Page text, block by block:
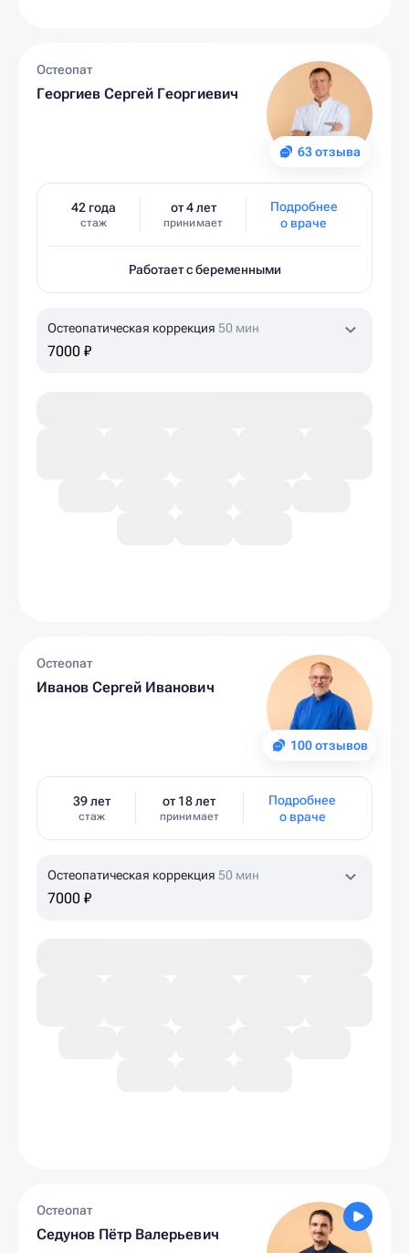
63 отзыва
Остеопат
Георгиев Сергей Георгиевич
42 года
стаж
от 4 лет
принимает
Подробнее
о враче
Работает с беременными
Остеопатическая коррекция 50 мин
7000 ₽
100 отзывов
Остеопат
Иванов Сергей Иванович
39 лет
стаж
от 18 лет
принимает
Подробнее
о враче
Остеопатическая коррекция 50 мин
7000 ₽
Остеопат
Седунов Пётр Валерьевич